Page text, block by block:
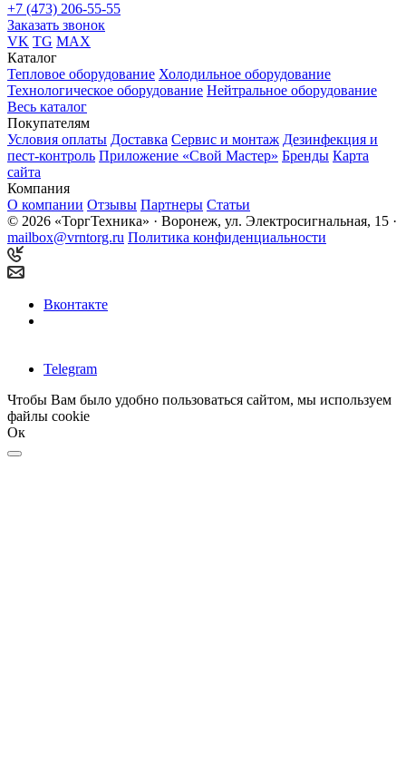
+7 (473) 206-55-55
Заказать звонок
VK TG MAX
Каталог
Тепловое оборудование Холодильное оборудование
Технологическое оборудование Нейтральное оборудование
Весь каталог
Покупателям
Условия оплаты Доставка Сервис и монтаж Дезинфекция и
пест-контроль Приложение «Свой Мастер» Бренды Карта
сайта
Компания
О компании Отзывы Партнеры Статьи
© 2026 «ТоргТехника» · Воронеж, ул. Электросигнальная, 15 ·
mailbox@vrntorg.ru Политика конфиденциальности
Вконтакте
Telegram
Чтобы Вам было удобно пользоваться сайтом, мы используем
файлы cookie
Ок